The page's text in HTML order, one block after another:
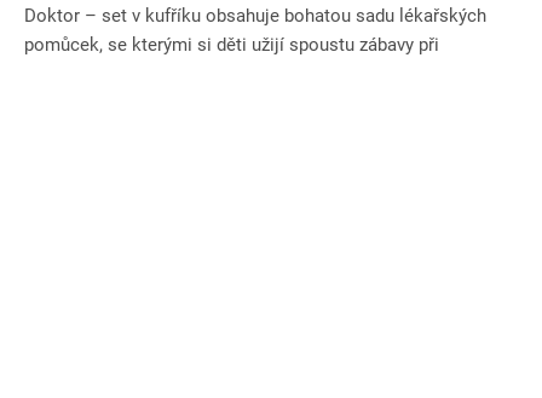
Doktor – set v kufříku obsahuje bohatou sadu lékařských
pomůcek, se kterými si děti užijí spoustu zábavy při